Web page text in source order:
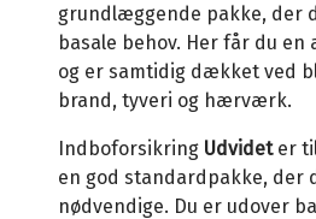
grundlæggende pakke, der
basale behov. Her får du
og er samtidig dækket ved
brand, tyveri og hærværk.
Indboforsikring Udvidet er
en god standardpakke, der
nødvendige. Du er udover